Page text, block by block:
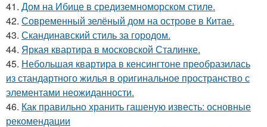
41. Дом на Ибице в средиземноморском стиле.
42. Современный зелёный дом на острове в Китае.
43. Скандинавский стиль за городом.
44. Яркая квартира в московской Сталинке.
45. Небольшая квартира в кенсингтоне преобразилась
из стандартного жилья в оригинальное пространство с
элементами неожиданности.
46. Как правильно хранить гашеную известь: основные
рекомендации